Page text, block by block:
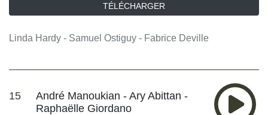
TÉLÉCHARGER
Linda Hardy - Samuel Ostiguy - Fabrice Deville
15
André Manoukian - Ary Abittan -
Raphaëlle Giordano